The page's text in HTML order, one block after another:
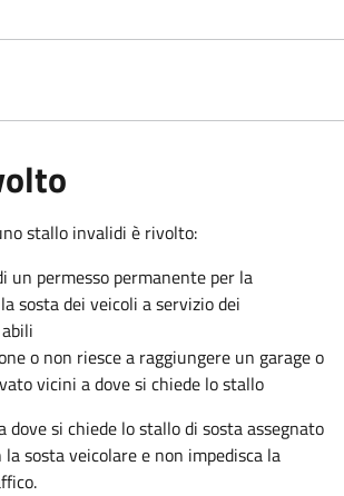
stallo invalidi è rivolto:
un permesso permanente per la
sosta dei veicoli a servizio dei
o non riesce a raggiungere un garage o
vicini a dove si chiede lo stallo
dove si chiede lo stallo di sosta assegnato
sosta veicolare e non impedisca la